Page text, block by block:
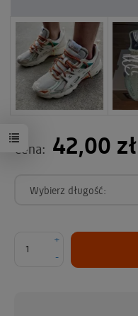
Cena: 42,00 zł
Wybierz długość:
-
+